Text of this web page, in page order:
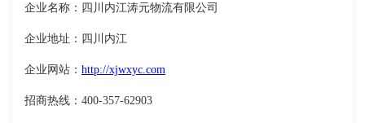
企业名称：四川内江涛元物流有限公司
企业地址：四川内江
企业网站： http://xjwxyc.com
招商热线：400-357-62903